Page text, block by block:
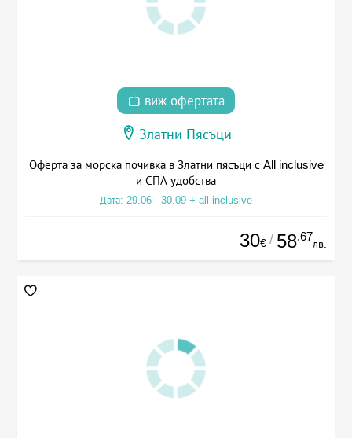
виж офертата
Златни Пясъци
Оферта за морска почивка в Златни пясъци с All inclusive
и СПА удобства
Дата: 29.06 - 30.09 + all inclusive
30€ / 58.67
лв.